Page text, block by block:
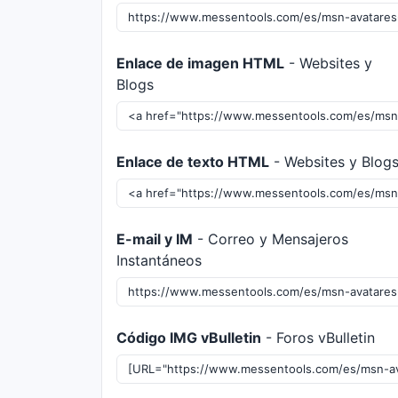
Enlace de imagen HTML - Websites y
Blogs
Enlace de texto HTML - Websites y Blogs
E-mail y IM - Correo y Mensajeros
Instantáneos
Código IMG vBulletin - Foros vBulletin